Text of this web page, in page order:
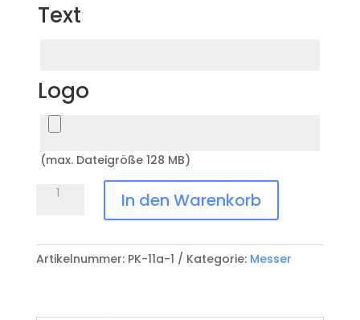
Text
Logo
(max. Dateigröße 128 MB)
Käsemesser
PK-
C-
In den Warenkorb
Artikelnummer: PK-11a-1 Kategorie: Messer